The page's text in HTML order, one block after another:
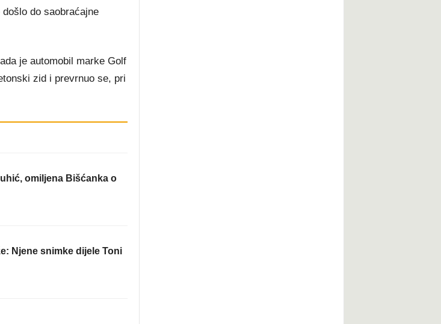
do saobraćajne
je automobil marke Golf
zid i prevrnuo se, pri
omiljena Bišćanka o
Njene snimke dijele Toni